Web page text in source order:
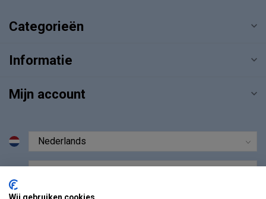
Categorieën
Informatie
Mijn account